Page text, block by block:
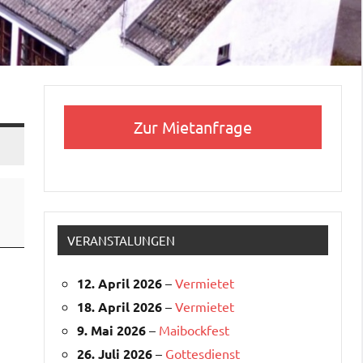
Zur Mietanfrage
VERANSTALUNGEN
12. April 2026 – Vermietet
18. April 2026 – Vermietet
9. Mai 2026 – Maibockfest
26. Juli 2026 – Gottesdienst